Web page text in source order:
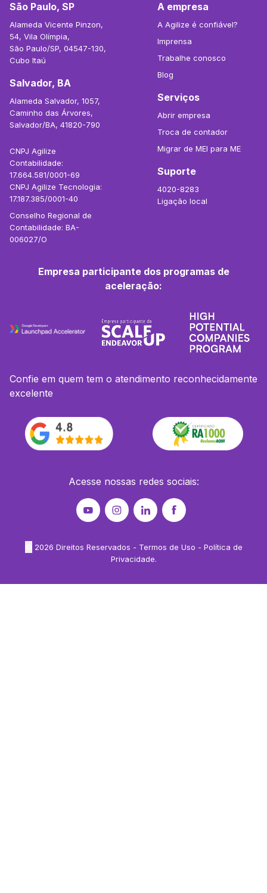
São Paulo, SP
Alameda Vicente Pinzon,
54, Vila Olímpia,
São Paulo/SP, 04547-130,
Cubo Itaú
Salvador, BA
Alameda Salvador, 1057,
Caminho das Árvores,
Salvador/BA, 41820-790
CNPJ Agilize
Contabilidade:
17.664.581/0001-69
CNPJ Agilize Tecnologia:
17.187.385/0001-40
Conselho Regional de
Contabilidade: BA-
006027/O
A empresa
A Agilize é confiável?
Imprensa
Trabalhe conosco
Blog
Serviços
Abrir empresa
Troca de contador
Migrar de MEI para ME
Suporte
4020-8283
Ligação local
Empresa participante dos programas de
aceleração:
Confie em quem tem o atendimento reconhecidamente
excelente
Acesse nossas redes sociais:
2026 Direitos Reservados - Termos de Uso - Política de
Privacidade.